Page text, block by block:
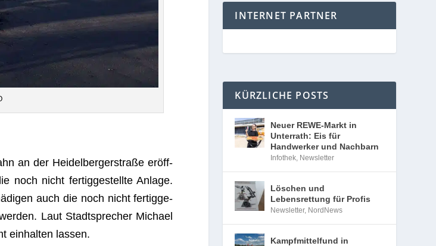
an der Hei­del­ber­ger­straße eröff­
noch nicht fer­tig­ge­stellte Anlage.
auch die noch nicht fer­tig­ge­
Laut Stadt­spre­cher Michael
ein­hal­ten lassen.
INTERNET PARTNER
KÜRZLICHE POSTS
Neuer REWE-Markt in
Unterrath: Eis für
Handwerker und Nachbarn
Infothek, Newsletter
Löschen und
Lebensrettung für Profis
Newsletter, NordNews
Kampfmittelfund in